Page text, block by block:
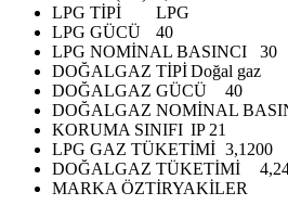
LPG TİPİ
LPG
LPG GÜCÜ
40
LPG NOMİNAL BASINCI
30
DOĞALGAZ TİPİDoğal gaz
DOĞALGAZ GÜCÜ
40
DOĞALGAZ NOMİNAL
KORUMA SINIFI IP 21
LPG GAZ TÜKETİMİ 3,1200
DOĞALGAZ TÜKETİMİ
MARKA ÖZTİRYAKİLER